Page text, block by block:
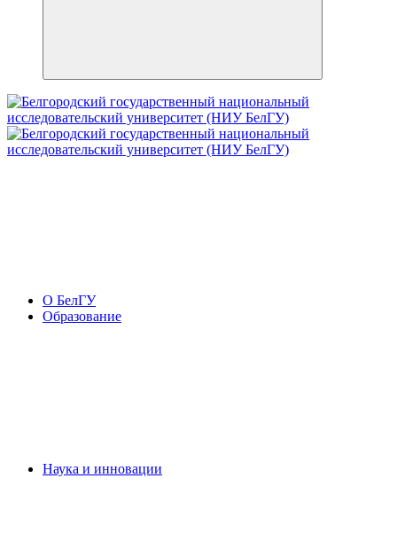
О БелГУ
Образование
Наука и инновации